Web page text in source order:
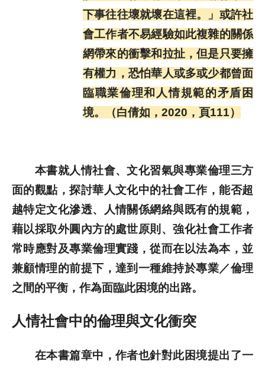
各期季刊
歷史文獻
投稿專區
下事往往壞就壞在這裡。」或許社
會工作者不易經驗如此複雜的關係
網帶來的衝擊和拉扯，但是只要擁
有權力，恐怕華人或多或少都曾面
臨職業倫理和人情規範的矛盾困
境。（白倩如，2020，頁111）
本書就人情社會、文化習氣與專業倫理三方
面的觀點，探討華人文化中的社會工作，能否超
越特定文化滲透、人情關係網絡與既有的規範，
藉以採取外圓內方的處世原則、強化社會工作者
常時應對及專業倫理實踐，從而在以法為本，並
兼顧情理的前提下，達到一種維持於專業／倫理
之間的平衡，作為面臨此困境的出路。
人情社會中的倫理與文化衝突
在本書篇章中，作者也針對此困境提出了一